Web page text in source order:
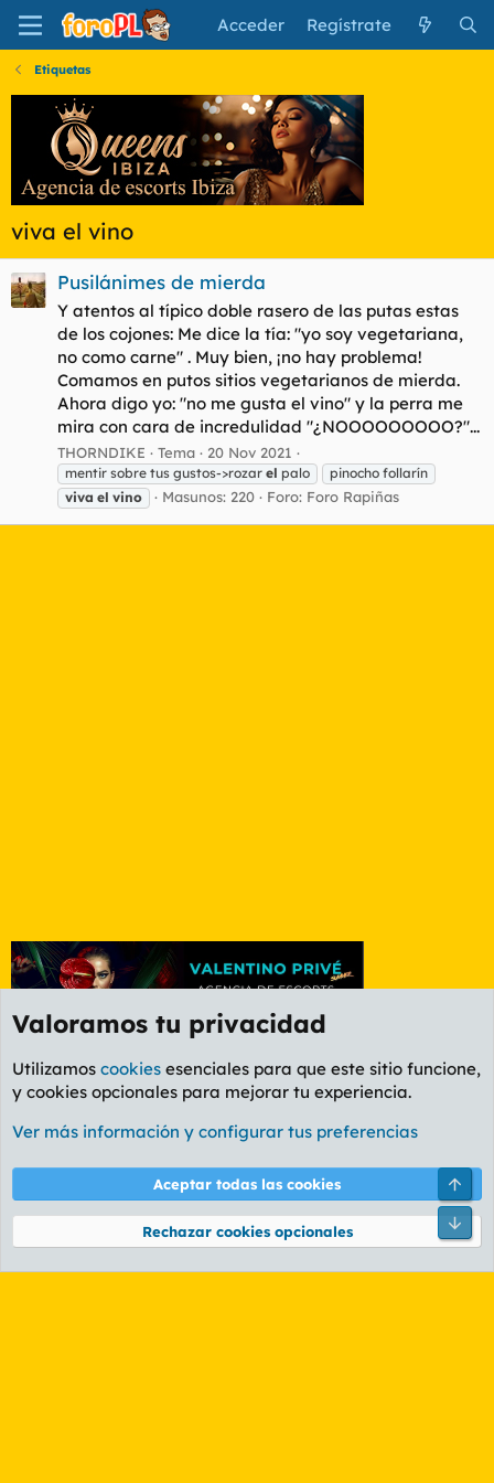
Acceder Regístrate
Etiquetas
viva el vino
Pusilánimes de mierda
Y atentos al típico doble rasero de las putas estas
de los cojones: Me dice la tía: "yo soy vegetariana,
no como carne" . Muy bien, ¡no hay problema!
Comamos en putos sitios vegetarianos de mierda.
Ahora digo yo: "no me gusta el vino" y la perra me
mira con cara de incredulidad "¿NOOOOOOOOO?"...
THORNDIKE Tema 20 Nov 2021
mentir sobre tus gustos->rozar el palo
pinocho follarín
viva el vino Masunos: 220 Foro: Foro Rapiñas
Etiquetas
Cookies
PL OLDSTYLE AMARILLO
Términos y reglas Política de privacidad Ayuda
Community platform by XenForo® © 2010-2026 XenForo Ltd.
Valoramos tu privacidad
Utilizamos cookies esenciales para que este sitio funcione,
y cookies opcionales para mejorar tu experiencia.
Ver más información y configurar tus preferencias
Aceptar todas las cookies
Rechazar cookies opcionales
Pie